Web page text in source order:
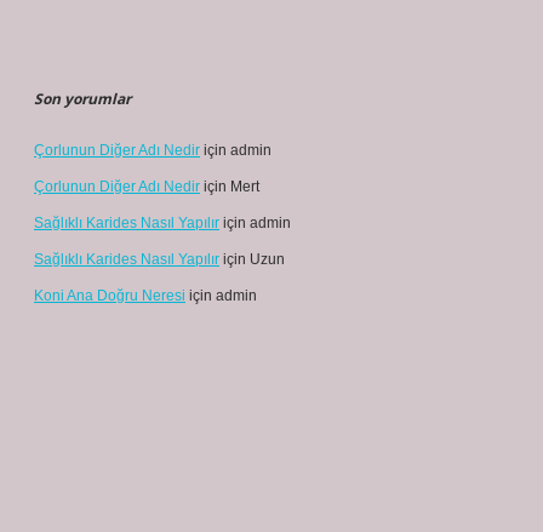
Son yorumlar
Çorlunun Diğer Adı Nedir için admin
Çorlunun Diğer Adı Nedir için Mert
Sağlıklı Karides Nasıl Yapılır için admin
Sağlıklı Karides Nasıl Yapılır için Uzun
Koni Ana Doğru Neresi için admin